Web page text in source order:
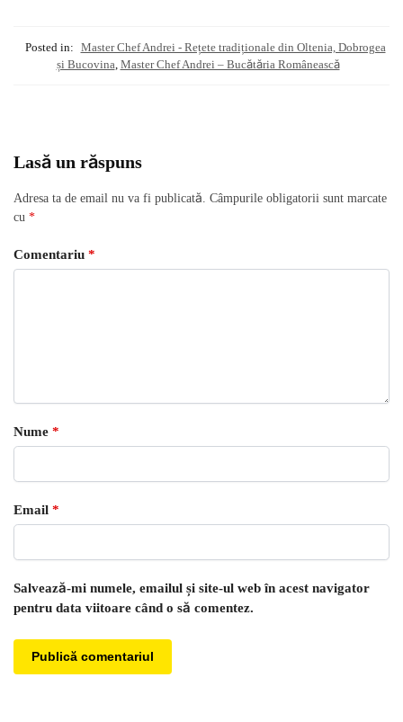
Posted in: Master Chef Andrei - Rețete tradiționale din Oltenia, Dobrogea
și Bucovina, Master Chef Andrei – Bucătăria Românească
Lasă un răspuns
Adresa ta de email nu va fi publicată. Câmpurile obligatorii sunt marcate
cu *
Comentariu *
Nume *
Email *
Salvează-mi numele, emailul și site-ul web în acest navigator
pentru data viitoare când o să comentez.